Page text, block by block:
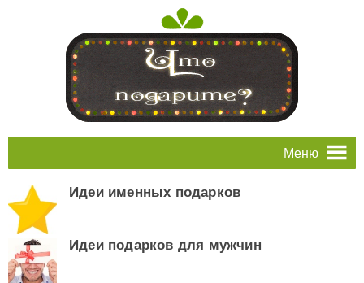
Меню
Идеи именных подарков
Идеи подарков для мужчин